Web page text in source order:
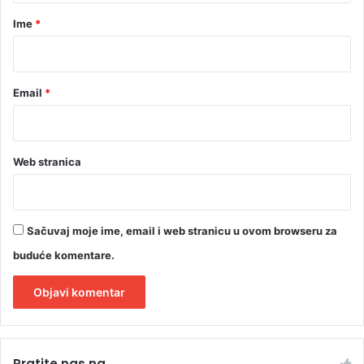
E
O
)
rIme *
Email *
Web stranica
Sačuvaj moje ime, email i web stranicu u ovom browseru za
buduće komentare.